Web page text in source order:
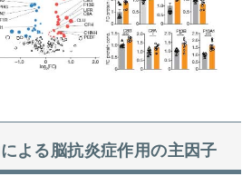
よる脳抗炎症作用の主因子